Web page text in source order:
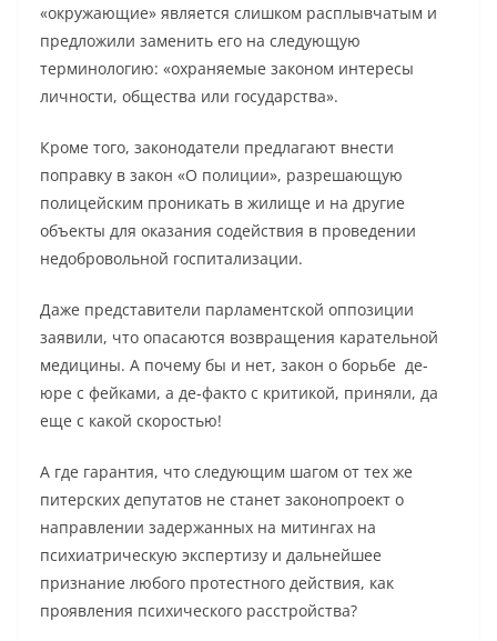
«окружающие» является слишком расплывчатым и
предложили заменить его на следующую
терминологию: «охраняемые законом интересы
личности, общества или государства».
Кроме того, законодатели предлагают внести
поправку в закон «О полиции», разрешающую
полицейским проникать в жилище и на другие
объекты для оказания содействия в проведении
недобровольной госпитализации.
Даже представители парламентской оппозиции
заявили, что опасаются возвращения карательной
медицины. А почему бы и нет, закон о борьбе де-
юре с фейками, а де-факто с критикой, приняли, да
еще с какой скоростью!
А где гарантия, что следующим шагом от тех же
питерских депутатов не станет законопроект о
направлении задержанных на митингах на
психиатрическую экспертизу и дальнейшее
признание любого протестного действия, как
проявления психического расстройства?